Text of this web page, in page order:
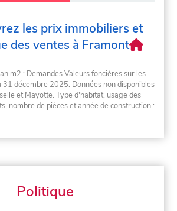
les prix immobiliers et
des ventes à Framont
m2 : Demandes Valeurs foncières sur les
décembre 2025. Données non disponibles
et Mayotte. Type d'habitat, usage des
nombre de pièces et année de construction :
Politique